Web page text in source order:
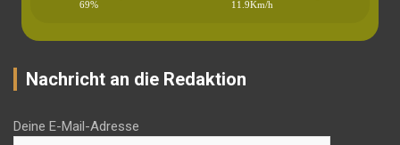
69% 11.9Km/h
Nachricht an die Redaktion
Deine E-Mail-Adresse